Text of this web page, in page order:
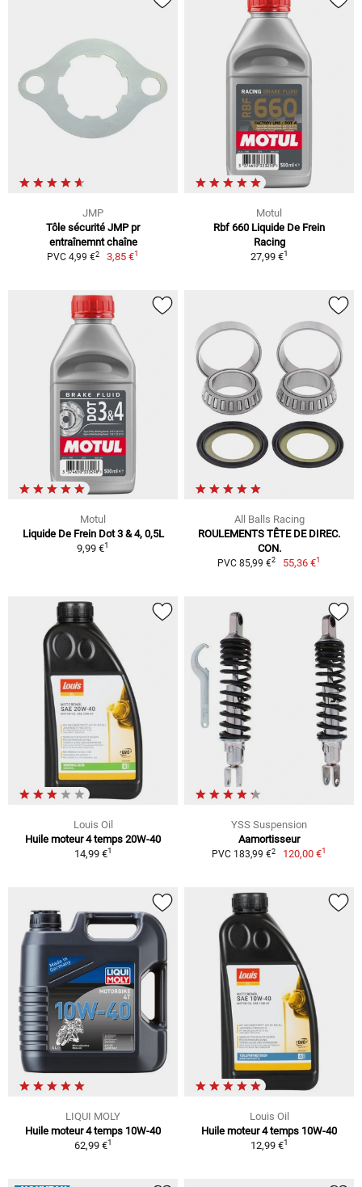
JMP
Tôle sécurité JMP pr
entraînemnt chaîne
PVC 4,99 €2 3,85 €1
Motul
Rbf 660 Liquide De Frein
Racing
27,99 €1
Motul
Liquide De Frein Dot 3 & 4, 0,5L
9,99 €1
All Balls Racing
ROULEMENTS TÊTE DE DIREC.
CON.
PVC 85,99 €2 55,36 €1
Louis Oil
Huile moteur 4 temps 20W-40
14,99 €1
YSS Suspension
Aamortisseur
PVC 183,99 €2 120,00 €1
LIQUI MOLY
Huile moteur 4 temps 10W-40
62,99 €1
Louis Oil
Huile moteur 4 temps 10W-40
12,99 €1